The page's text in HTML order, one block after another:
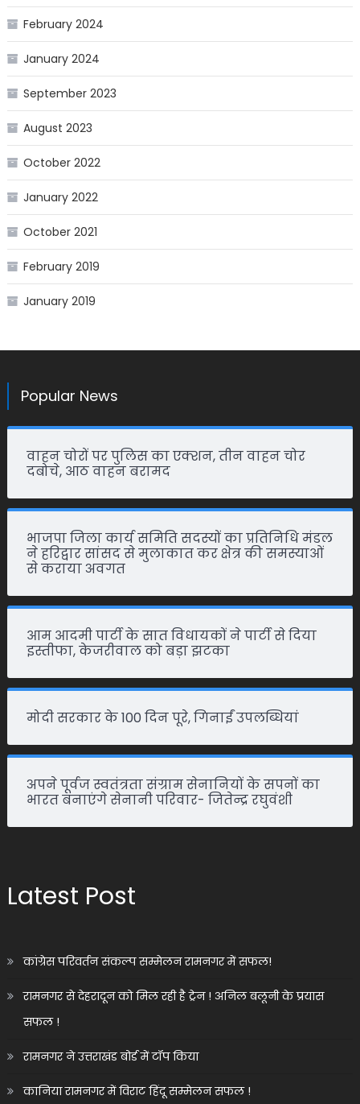
February 2024
January 2024
September 2023
August 2023
October 2022
January 2022
October 2021
February 2019
January 2019
Popular News
वाहन चोरों पर पुलिस का एक्शन, तीन वाहन चोर
दबोचे, आठ वाहन बरामद
भाजपा जिला कार्य समिति सदस्यों का प्रतिनिधि मंडल
ने हरिद्वार सांसद से मुलाकात कर क्षेत्र की समस्याओं
से कराया अवगत
आम आदमी पार्टी के सात विधायकों ने पार्टी से दिया
इस्तीफा, केजरीवाल को बड़ा झटका
मोदी सरकार के 100 दिन पूरे, गिनाईं उपलब्धियां
अपने पूर्वज स्वतंत्रता संग्राम सेनानियों के सपनों का
भारत बनाएंगे सेनानी परिवार- जितेन्द्र रघुवंशी
Latest Post
कांग्रेस परिवर्तन संकल्प सम्मेलन रामनगर में सफल!
रामनगर से देहरादून को मिल रही है ट्रेन ! अनिल बलूनी के प्रयास
सफल !
रामनगर ने उत्तराखंड बोर्ड में टॉप किया
कानिया रामनगर में विराट हिंदू सम्मेलन सफल !